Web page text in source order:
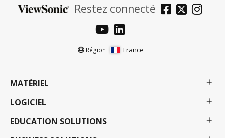
Restez connecté
Région : France
MATÉRIEL
LOGICIEL
EDUCATION SOLUTIONS